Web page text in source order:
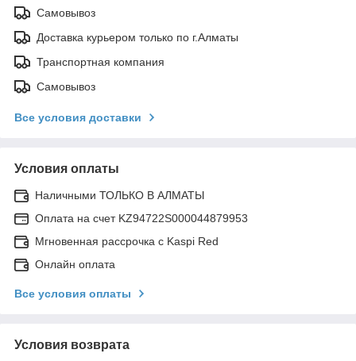
Самовывоз
Доставка курьером только по г.Алматы
Транспортная компания
Самовывоз
Все условия доставки
Условия оплаты
Наличными ТОЛЬКО В АЛМАТЫ
Оплата на счет KZ94722S000044879953
Мгновенная рассрочка с Kaspi Red
Онлайн оплата
Все условия оплаты
Условия возврата